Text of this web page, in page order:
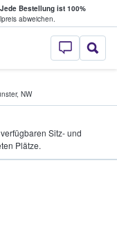
Jede Bestellung ist 100%
abweichen.
- Wo
, NW
Sitz- und
Plätze.